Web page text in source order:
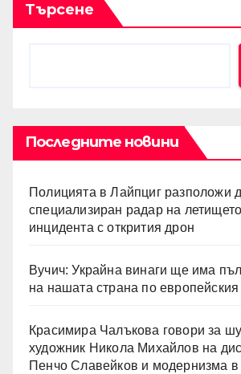
Търсене
Последните новини
Полицията в Лайпциг разположи
специализиран радар на
инцидента с открития дрон
Вучич: Украйна винаги ще има
на нашата страна по европейския
Красимира Чалъкова говори за
художник Никола Михайлов на
Пенчо Славейков и модернизма